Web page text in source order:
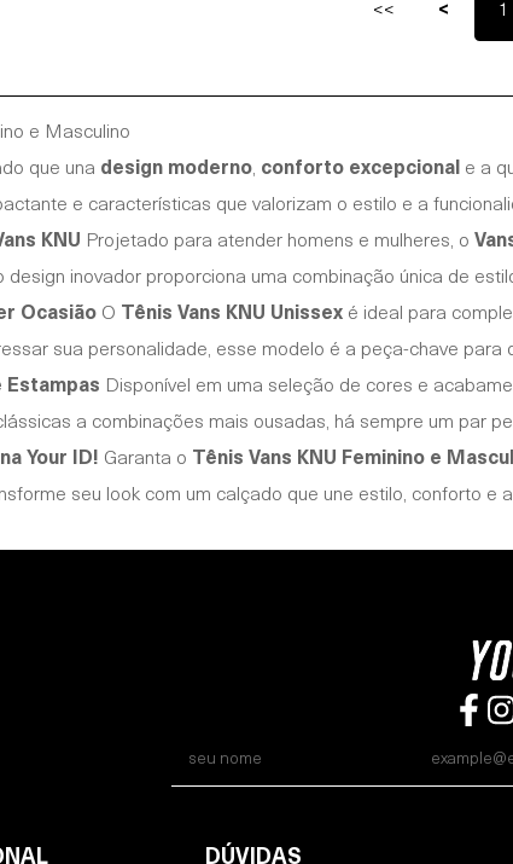
<< < 1
e Masculino
que una design moderno, conforto excepcional e a
e características que valorizam o estilo e a
KNU Projetado para atender homens e mulheres, o
design inovador proporciona uma combinação única de
OcasiãoO Tênis Vans KNU Unissexé ideal para
sua personalidade, esse modelo é a peça-chave para
Estampas Disponível em uma seleção de cores e
a combinações mais ousadas, há sempre um par
Your ID! Garanta o Tênis Vans KNU Feminino e
seu look com um calçado que une estilo, conforto e
DÚVIDAS